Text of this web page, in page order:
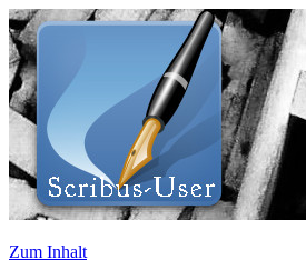
Zum Inhalt